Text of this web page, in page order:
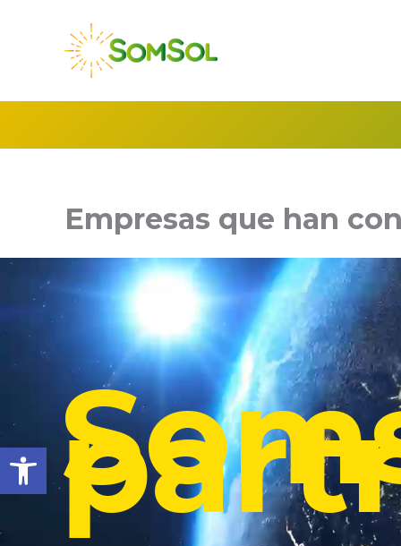
Abrir barra de herramientas
contenido
Empresas que han